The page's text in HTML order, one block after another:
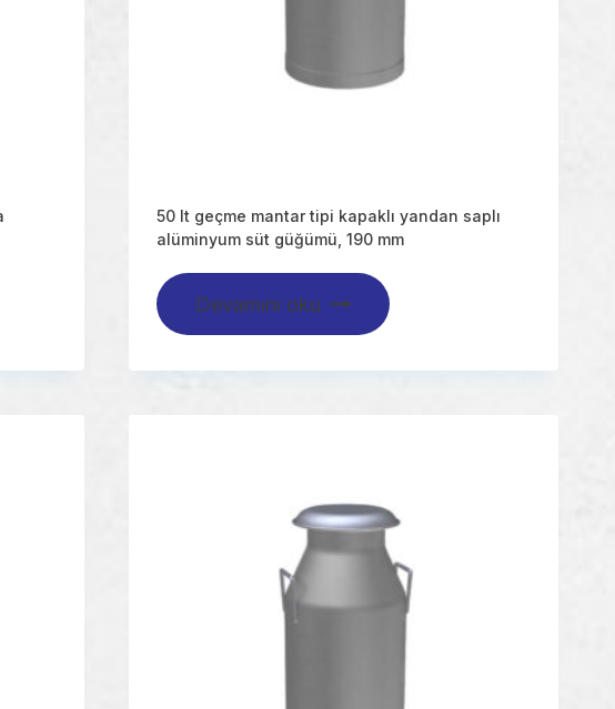
50 lt geçme mantar tipi kapaklı yandan saplı
alüminyum süt güğümü, 190 mm
Devamını oku